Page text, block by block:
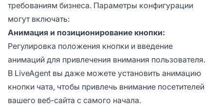
требованиям бизнеса. Параметры конфигурации
могут включать:
Анимация и позиционирование кнопки:
Регулировка положения кнопки и введение
анимаций для привлечения внимания пользователя.
В LiveAgent вы даже можете установить анимацию
кнопки чата, чтобы привлечь внимание посетителей
вашего веб-сайта с самого начала.